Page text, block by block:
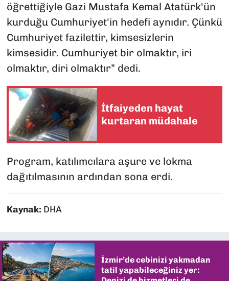
öğrettiğiyle Gazi Mustafa Kemal Atatürk'ün
kurduğu Cumhuriyet'in hedefi aynıdır. Çünkü
Cumhuriyet fazilettir, kimsesizlerin
kimsesidir. Cumhuriyet bir olmaktır, iri
olmaktır, diri olmaktır” dedi.
İtfaiyeden hayat
kurtaran müdahale
Program, katılımcılara aşure ve lokma
dağıtılmasının ardından sona erdi.
Kaynak: DHA
İzmir’de cebinizi yakmadan
tatil yapabileceğiniz yer: